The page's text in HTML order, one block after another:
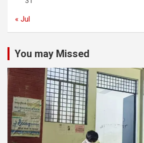
« Jul
You may Missed